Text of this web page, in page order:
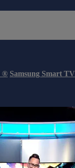
® Samsung Smart TV